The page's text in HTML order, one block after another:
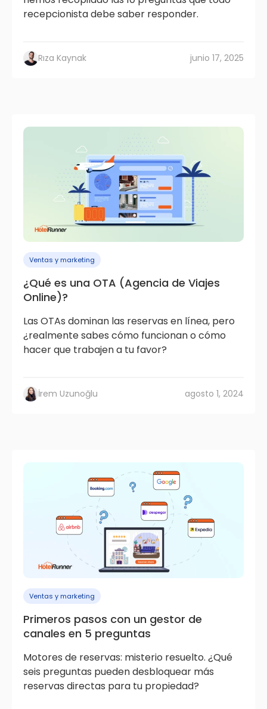
recepcionista debe saber responder.
Rıza Kaynak junio 17, 2025
Ventas y marketing
¿Qué es una OTA (Agencia de Viajes
Online)?
Las OTAs dominan las reservas en línea, pero
¿realmente sabes cómo funcionan o cómo
hacer que trabajen a tu favor?
İrem Uzunoğlu agosto 1, 2024
Ventas y marketing
Primeros pasos con un gestor de
canales en 5 preguntas
Motores de reservas: misterio resuelto. ¿Qué
seis preguntas pueden desbloquear más
reservas directas para tu propiedad?